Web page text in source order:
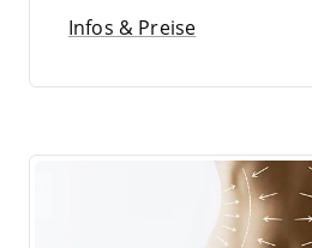
Infos & Preise